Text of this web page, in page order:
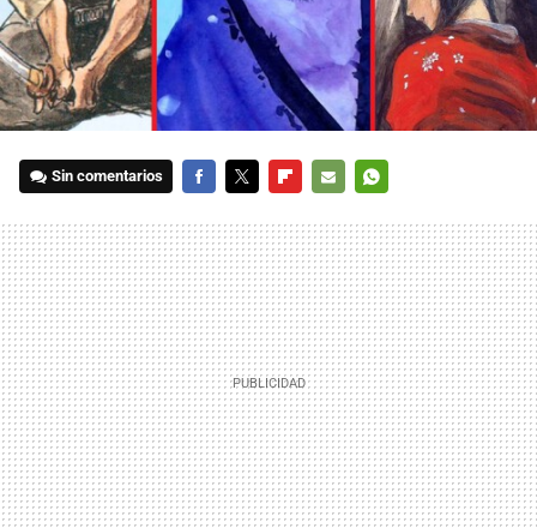
Sin comentarios
MAIL